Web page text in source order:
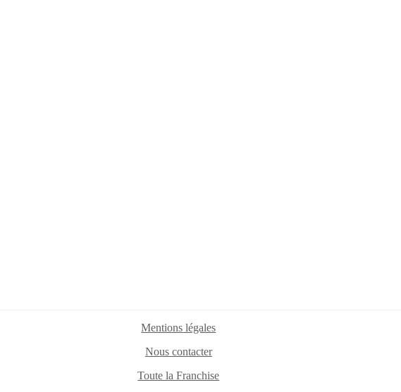
Mentions légales
Nous contacter
Toute la Franchise